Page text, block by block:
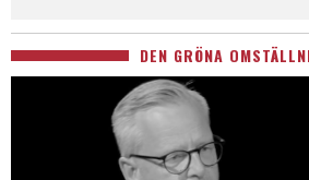
DEN GRÖNA